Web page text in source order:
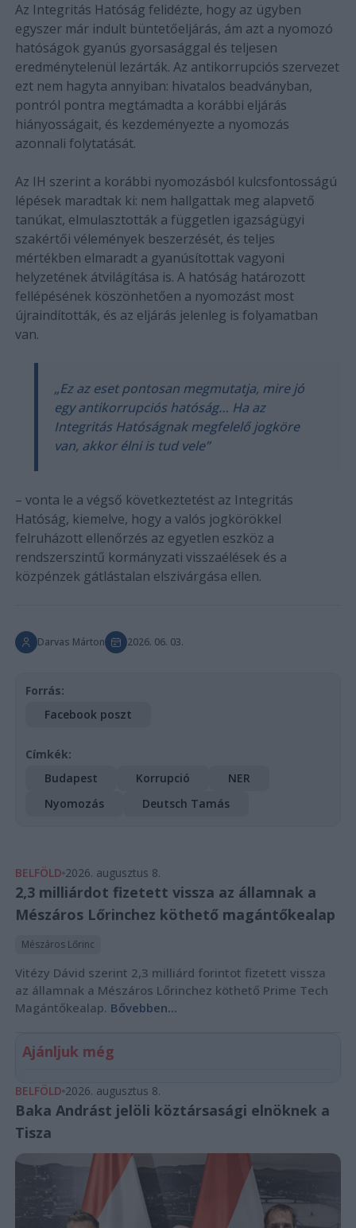
Az Integritás Hatóság felidézte, hogy az ügyben
egyszer már indult büntetőeljárás, ám azt a nyomozó
hatóságok gyanús gyorsasággal és teljesen
eredménytelenül lezárták. Az antikorrupciós szervezet
ezt nem hagyta annyiban: hivatalos beadványban,
pontról pontra megtámadta a korábbi eljárás
hiányosságait, és kezdeményezte a nyomozás
azonnali folytatását.
Az IH szerint a korábbi nyomozásból kulcsfontosságú
lépések maradtak ki: nem hallgattak meg alapvető
tanúkat, elmulasztották a független igazságügyi
szakértői vélemények beszerzését, és teljes
mértékben elmaradt a gyanúsítottak vagyoni
helyzetének átvilágítása is. A hatóság határozott
fellépésének köszönhetően a nyomozást most
újraindították, és az eljárás jelenleg is folyamatban
van.
„Ez az eset pontosan megmutatja, mire jó
egy antikorrupciós hatóság… Ha az
Integritás Hatóságnak megfelelő jogköre
van, akkor élni is tud vele”
– vonta le a végső következtetést az Integritás
Hatóság, kiemelve, hogy a valós jogkörökkel
felruházott ellenőrzés az egyetlen eszköz a
rendszerszintű kormányzati visszaélések és a
közpénzek gátlástalan elszivárgása ellen.
Darvas Márton 2026. 06. 03.
Forrás:
Facebook poszt
Címkék:
Budapest
Korrupció
NER
Nyomozás
Deutsch Tamás
BELFÖLD 2026. augusztus 8.
2,3 milliárdot fizetett vissza az államnak a
Mészáros Lőrinchez köthető magántőkealap
Mészáros Lőrinc
Vitézy Dávid szerint 2,3 milliárd forintot fizetett vissza
az államnak a Mészáros Lőrinchez köthető Prime Tech
Magántőkealap. Bővebben...
Ajánljuk még
BELFÖLD 2026. augusztus 8.
Baka Andrást jelöli köztársasági elnöknek a
Tisza